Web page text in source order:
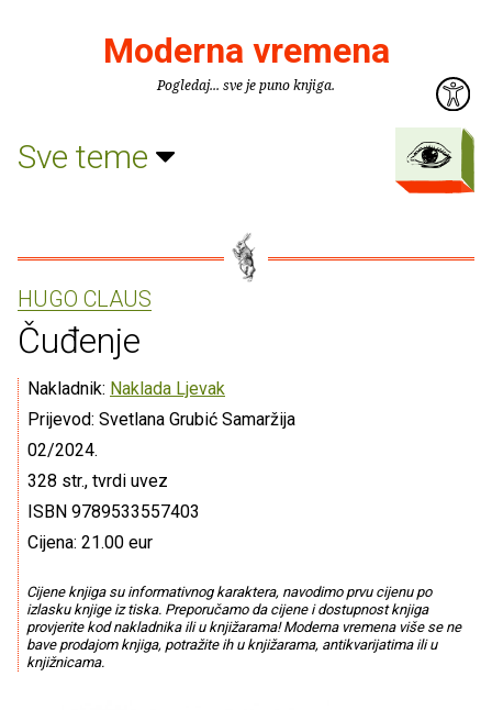
Moderna vremena
Pogledaj... sve je puno knjiga.
Sve teme
HUGO CLAUS
Čuđenje
Nakladnik: Naklada Ljevak
Prijevod: Svetlana Grubić Samaržija
02/2024.
328 str., tvrdi uvez
ISBN 9789533557403
Cijena: 21.00 eur
Cijene knjiga su informativnog karaktera, navodimo prvu cijenu po
izlasku knjige iz tiska. Preporučamo da cijene i dostupnost knjiga
provjerite kod nakladnika ili u knjižarama! Moderna vremena više se ne
bave prodajom knjiga, potražite ih u knjižarama, antikvarijatima ili u
knjižnicama.